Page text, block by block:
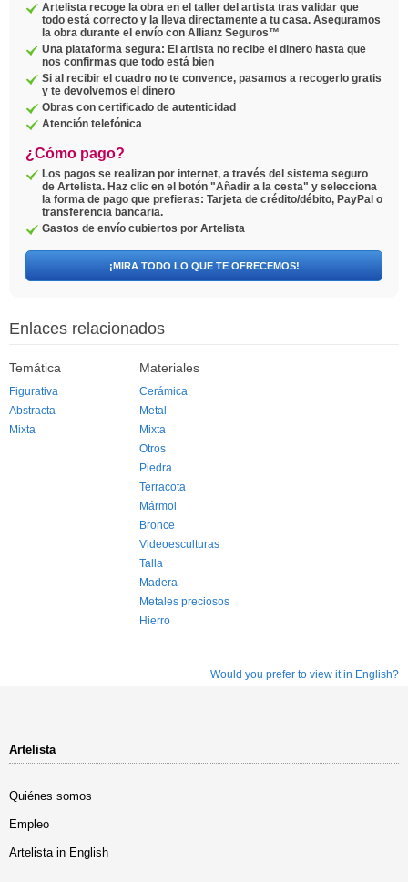
Artelista recoge la obra en el taller del artista tras validar que
todo está correcto y la lleva directamente a tu casa. Aseguramos
la obra durante el envío con Allianz Seguros™
Una plataforma segura: El artista no recibe el dinero hasta que
nos confirmas que todo está bien
Si al recibir el cuadro no te convence, pasamos a recogerlo gratis
y te devolvemos el dinero
Obras con certificado de autenticidad
Atención telefónica
¿Cómo pago?
Los pagos se realizan por internet, a través del sistema seguro
de Artelista. Haz clic en el botón "Añadir a la cesta" y selecciona
la forma de pago que prefieras: Tarjeta de crédito/débito, PayPal o
transferencia bancaria.
Gastos de envío cubiertos por Artelista
¡MIRA TODO LO QUE TE OFRECEMOS!
Enlaces relacionados
Temática
Figurativa
Abstracta
Mixta
Materiales
Cerámica
Metal
Mixta
Otros
Piedra
Terracota
Mármol
Bronce
Videoesculturas
Talla
Madera
Metales preciosos
Hierro
Would you prefer to view it in English?
Artelista
Quiénes somos
Empleo
Artelista in English